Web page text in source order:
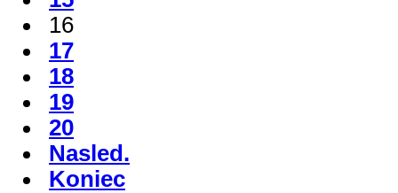
16
17
18
19
20
Nasled.
Koniec